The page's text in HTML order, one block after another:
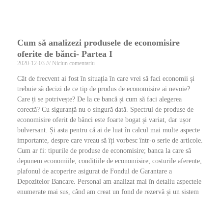
Cum să analizezi produsele de economisire
oferite de bănci- Partea I
2020-12-03 Niciun comentariu
Cât de frecvent ai fost în situația în care vrei să faci economii și
trebuie să decizi de ce tip de produs de economisire ai nevoie?
Care ți se potrivește? De la ce bancă și cum să faci alegerea
corectă? Cu siguranță nu o singură dată. Spectrul de produse de
economisire oferit de bănci este foarte bogat și variat, dar ușor
bulversant. Și asta pentru că ai de luat în calcul mai multe aspecte
importante, despre care vreau să îți vorbesc într-o serie de articole.
Cum ar fi: tipurile de produse de economisire; banca la care să
depunem economiile; condițiile de economisire; costurile aferente;
plafonul de acoperire asigurat de Fondul de Garantare a
Depozitelor Bancare. Personal am analizat mai în detaliu aspectele
enumerate mai sus, când am creat un fond de rezervă și un sistem